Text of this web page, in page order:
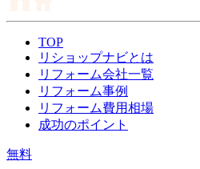
TOP
リショップナビとは
リフォーム会社一覧
リフォーム事例
リフォーム費用相場
成功のポイント
無料